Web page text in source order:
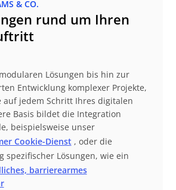
& CO.
rund um Ihren
Lösungen bis hin zur
Entwicklung komplexer Projekte,
auf jedem Schritt Ihres digitalen
Basis bildet die Integration
beispielsweise unser
Cookie-Dienst , oder die
spezifischer Lösungen, wie ein
barrierearmes